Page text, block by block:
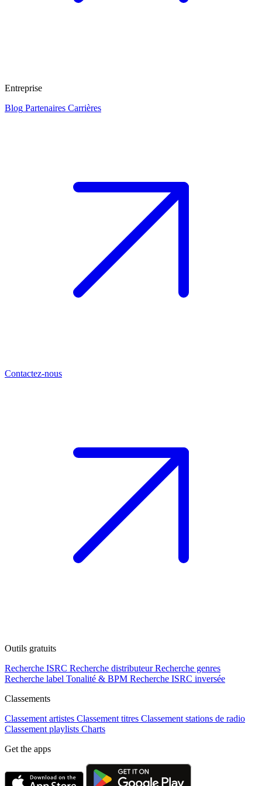
Entreprise
Blog Partenaires Carrières
Contactez-nous
Outils gratuits
Recherche ISRC Recherche distributeur Recherche genres
Recherche label Tonalité & BPM Recherche ISRC inversée
Classements
Classement artistes Classement titres Classement stations de radio
Classement playlists Charts
Get the apps